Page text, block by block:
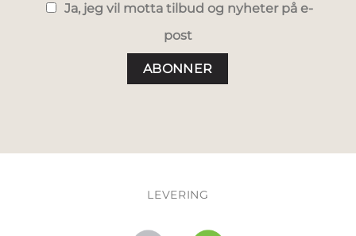
Ja, jeg vil motta tilbud og nyheter på e-
post
LEVERING